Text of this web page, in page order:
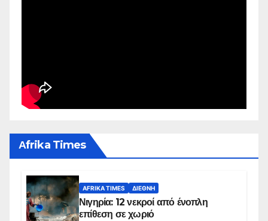
Αfrika Times
AFRIKA TIMES ΔΙΕΘΝΉ
Νιγηρία: 12 νεκροί από ένοπλη
επίθεση σε χωριό